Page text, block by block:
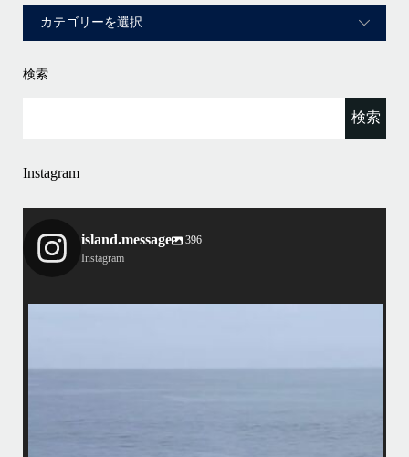
検索
Instagram
island.message
396
Instagram
から情報を頂き無事に親子クジラを観察する事ができました
小雨降りしきる中でしたが海は凪で、産まれて間も無い子クジラと母ク